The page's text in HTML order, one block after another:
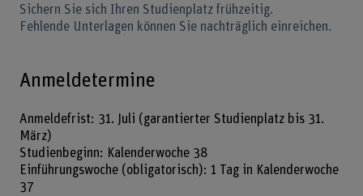
Sichern Sie sich Ihren Studienplatz frühzeitig.
Fehlende Unterlagen können Sie nachträglich einreichen.
Anmeldetermine
Anmeldefrist: 31. Juli (garantierter Studienplatz bis 31.
März)
Studienbeginn: Kalenderwoche 38
Einführungswoche (obligatorisch): 1 Tag in Kalenderwoche
37